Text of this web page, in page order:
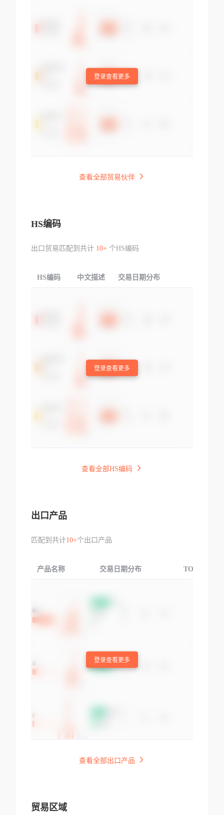
登录查看更多
查看全部贸易伙伴
HS编码
出口贸易匹配到共计 10+个HS编码
HS编码 中文描述 交易日期分布
登录查看更多
查看全部HS编码
出口产品
匹配到共计10+个出口产品
产品名称 交易日期分布 TOP3交易国
登录查看更多
查看全部出口产品
贸易区域